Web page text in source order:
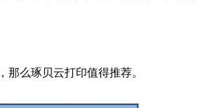
那么琢贝云打印值得推荐。